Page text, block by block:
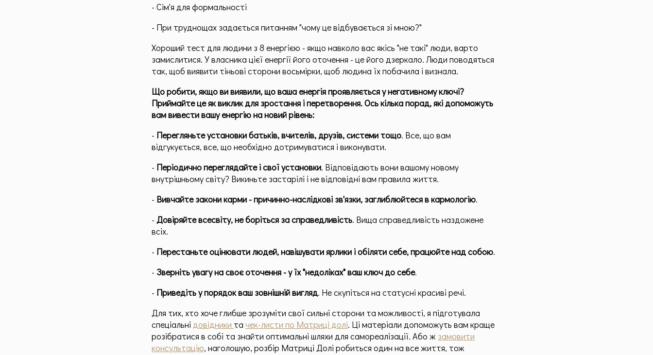
- Сім'я для формальності
- При труднощах задається питанням "чому це відбувається зі мною?"
Хороший тест для людини з 8 енергією - якщо навколо вас якісь "не такі" люди, варто
замислитися. У власника цієї енергії його оточення - це його дзеркало. Люди поводяться
так, щоб виявити тіньові сторони восьмірки, щоб людина їх побачила і визнала.
Що робити, якщо ви виявили, що ваша енергія проявляється у негативному ключі?
Приймайте це як виклик для зростання і перетворення. Ось кілька порад, які допоможуть
вам вивести вашу енергію на новий рівень:
- Перегляньте установки батьків, вчителів, друзів, системи тощо. Все, що вам
відгукується, все, що необхідно дотримуватися і виконувати.
- Періодично переглядайте і свої установки. Відповідають вони вашому новому
внутрішньому світу? Викиньте застарілі і не відповідні вам правила життя.
- Вивчайте закони карми - причинно-наслідкові зв'язки, заглиблюйтеся в кармологію.
- Довіряйте всесвіту, не боріться за справедливість. Вища справедливість наздожене
всіх.
- Перестаньте оцінювати людей, навішувати ярлики і обіляти себе, працюйте над собою.
- Зверніть увагу на своє оточення - у їх "недоліках" ваш ключ до себе.
- Приведіть у порядок ваш зовнішній вигляд. Не скупіться на статусні красиві речі.
Для тих, хто хоче глибше зрозуміти свої сильні сторони та можливості, я підготувала
спеціальні довідники та чек-листи по Матриці долі. Ці матеріали допоможуть вам краще
розібратися в собі та знайти оптимальні шляхи для самореалізації. Або ж замовити
консультацію, наголошую, розбір Матриці Долі робиться один на все життя, тож